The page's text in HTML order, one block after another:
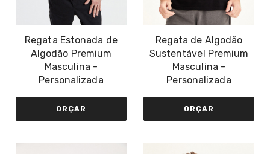
Regata Estonada de
Algodão Premium
Masculina -
Personalizada
ORÇAR
Regata de Algodão
Sustentável Premium
Masculina -
Personalizada
ORÇAR